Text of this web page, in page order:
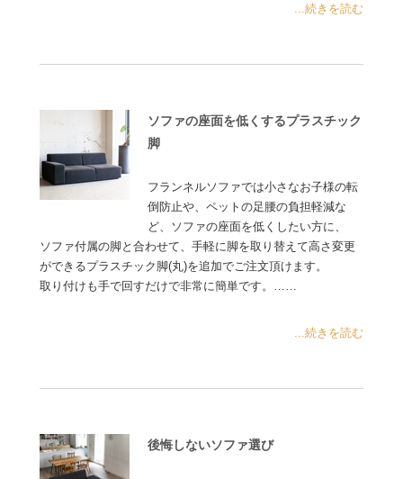
...続きを読む
ソファの座面を低くするプラスチック
脚
フランネルソファでは小さなお子様の転
倒防止や、ペットの足腰の負担軽減な
ど、ソファの座面を低くしたい方に、
ソファ付属の脚と合わせて、手軽に脚を取り替えて高さ変更
ができるプラスチック脚(丸)を追加でご注文頂けます。
取り付けも手で回すだけで非常に簡単です。……
...続きを読む
後悔しないソファ選び